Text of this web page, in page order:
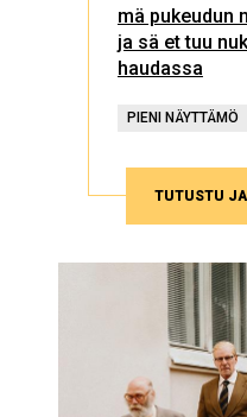
mä pukeudun
ja sä et tuu
haudassa
PIENI NÄYTTÄMÖ
TUTUSTU